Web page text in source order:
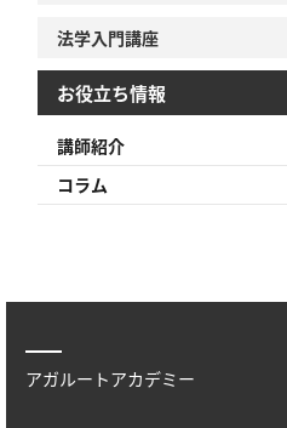
法学入門講座
お役立ち情報
講師紹介
コラム
アガルートアカデミー